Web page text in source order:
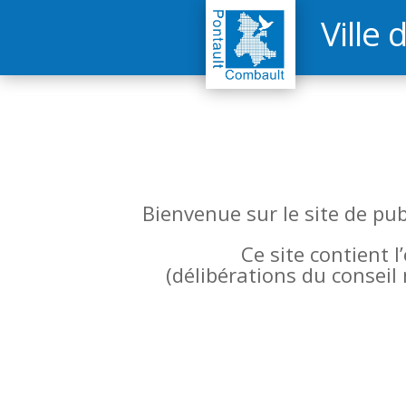
Ville
Bienvenue sur le site de
Ce site contient
(délibérations du